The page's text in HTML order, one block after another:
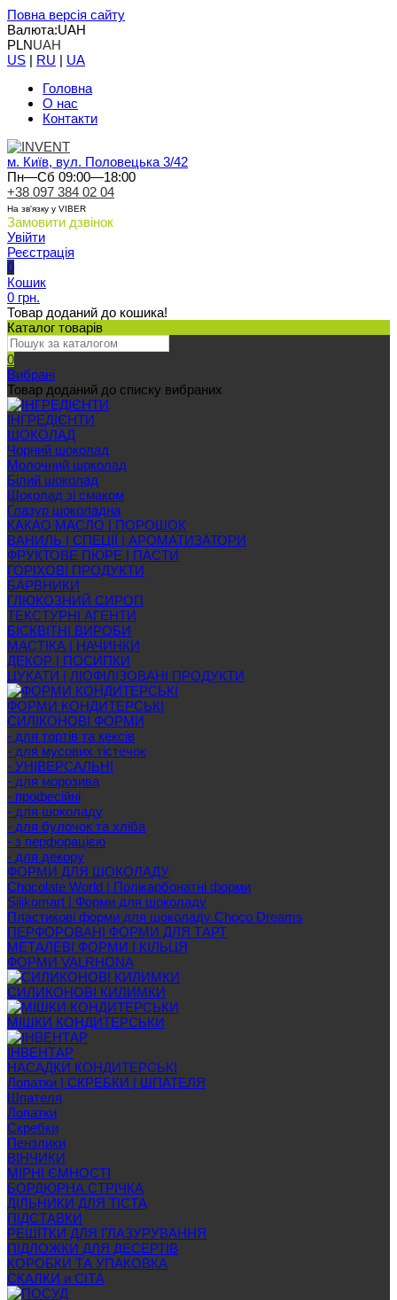
Повна версія сайту
Валюта:UAH
PLNUAH
US | RU | UA
Головна
О нас
Контакти
м. Київ, вул. Половецька 3/42
Пн—Сб 09:00—18:00
+38 097 384 02 04
На зв'язку у VIBER
Замовити дзвінок
Увійти
Реєстрація
0
Кошик
0 грн.
Товар доданий до кошика!
Каталог товарів
0
Вибрані
Товар доданий до списку вибраних
ІНГРЕДІЄНТИ
ШОКОЛАД
Чорний шоколад
Молочний шоколад
Білий шоколад
Шоколад зі смаком
Глазур шоколадна
КАКАО МАСЛО | ПОРОШОК
ВАНИЛЬ | СПЕЦІЇ | АРОМАТИЗАТОРИ
ФРУКТОВЕ ПЮРЕ | ПАСТИ
ГОРІХОВІ ПРОДУКТИ
БАРВНИКИ
ГЛЮКОЗНИЙ СИРОП
ТЕКСТУРНІ АГЕНТИ
БІСКВІТНІ ВИРОБИ
МАСТІКА | НАЧИНКИ
ДЕКОР | ПОСИПКИ
ЦУКАТИ | ЛІОФІЛІЗОВАНІ ПРОДУКТИ
ФОРМИ КОНДИТЕРСЬКІ
СИЛІКОНОВІ ФОРМИ
- для тортів та кексів
- для мусових тістечок
- УНІВЕРСАЛЬНІ
- для морозива
- професійні
- для шоколаду
- для булочок та хліба
- з перфорацією
- для декору
ФОРМИ ДЛЯ ШОКОЛАДУ
Chocolate World | Полікарбонатні форми
Silikomart | Форми для шоколаду
Пластикові форми для шоколаду Choco Dreams
ПЕРФОРОВАНІ ФОРМИ ДЛЯ ТАРТ
МЕТАЛЕВІ ФОРМИ І КІЛЬЦЯ
ФОРМИ VALRHONA
СИЛИКОНОВІ КИЛИМКИ
МІШКИ КОНДИТЕРСЬКИ
ІНВЕНТАР
НАСАДКИ КОНДИТЕРСЬКІ
Лопатки | СКРЕБКИ | ШПАТЕЛЯ
Шпателя
Лопатки
Скребки
Пензлики
ВІНЧИКИ
МІРНІ ЄМНОСТІ
БОРДЮРНА СТРІЧКА
ДІЛЬНИКИ ДЛЯ ТІСТА
ПІДСТАВКИ
РЕШІТКИ ДЛЯ ГЛАЗУРУВАННЯ
ПІДЛОЖКИ ДЛЯ ДЕСЕРТІВ
КОРОБКИ ТА УПАКОВКА
СКАЛКИ и СІТА